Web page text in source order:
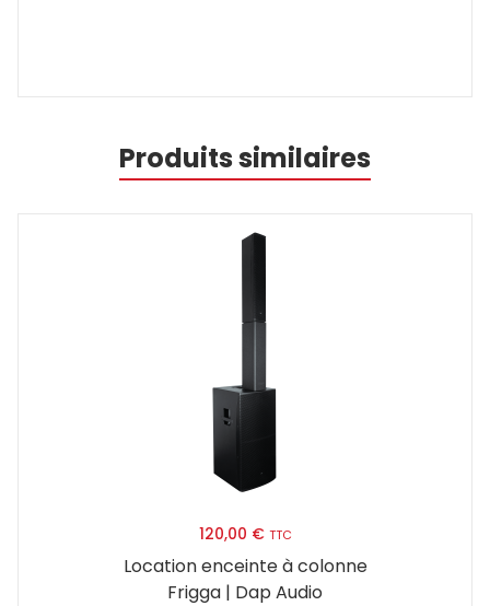
Produits similaires
120,00 € TTC
Location enceinte à colonne
Frigga | Dap Audio